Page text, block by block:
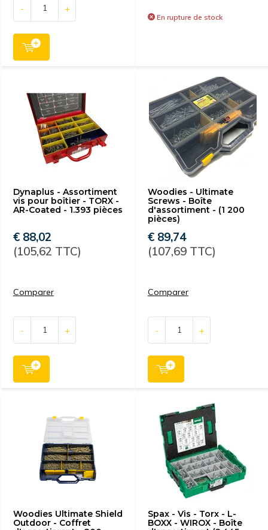
- +
En rupture de stock
Dynaplus - Assortiment
vis pour boîtier - TORX -
AR-Coated - 1.393 pièces
€ 88,02
(105,62 TTC)
Comparer
- +
Woodies - Ultimate
Screws - Boîte
d'assortiment - (1 200
pièces)
€ 89,74
(107,69 TTC)
Comparer
- +
Woodies Ultimate Shield
Outdoor - Coffret
Spax - Vis - Torx - L-
BOXX - WIROX - Boîte